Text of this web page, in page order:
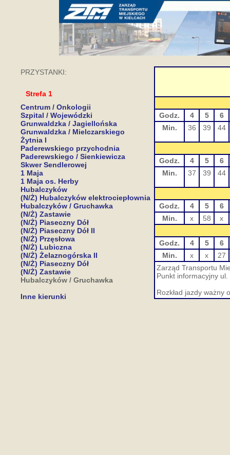
PRZYSTANKI:
Strefa 1
Centrum / Onkologii
Szpital / Wojewódzki
Grunwaldzka / Jagiellońska
Grunwaldzka / Mielczarskiego
Żytnia I
Paderewskiego przychodnia
Paderewskiego / Sienkiewicza
Skwer Sendlerowej
1 Maja
1 Maja os. Herby
Hubalczyków
(N/Ż) Hubalczyków elektrociepłownia
Hubalczyków / Gruchawka
(N/Ż) Zastawie
(N/Ż) Piaseczny Dół
(N/Ż) Piaseczny Dół II
(N/Ż) Przęsłowa
(N/Ż) Lubiczna
(N/Ż) Żelaznogórska II
(N/Ż) Piaseczny Dół
(N/Ż) Zastawie
Hubalczyków / Gruchawka
Inne kierunki
Godz. 4 5
6
Min.
36 39 44
Godz. 4 5
6
Min.
37 39 44
Godz. 4 5
6
Min.
x 58 x
Godz. 4 5
6
Min.
x x
27
Zarząd Transportu
Punkt informacyjny
Rozkład jazdy ważny